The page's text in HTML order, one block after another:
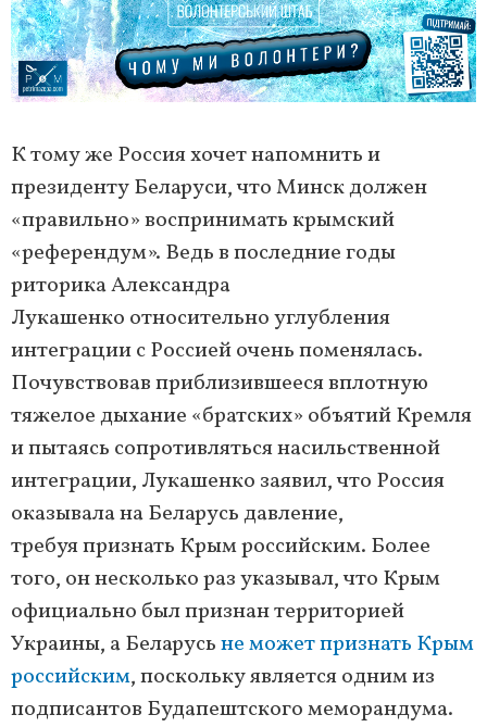
К тому же Россия хочет напомнить и
президенту Беларуси, что Минск должен
«правильно» воспринимать крымский
«референдум». Ведь в последние годы
риторика Александра
Лукашенко относительно углубления
интеграции с Россией очень поменялась.
Почувствовав приблизившееся вплотную
тяжелое дыхание «братских» объятий Кремля
и пытаясь сопротивляться насильственной
интеграции, Лукашенко заявил, что Россия
оказывала на Беларусь давление,
требуя признать Крым российским. Более
того, он несколько раз указывал, что Крым
официально был признан территорией
Украины, а Беларусьне может признать Крым
российским, поскольку является одним из
подписантов Будапештского меморандума.